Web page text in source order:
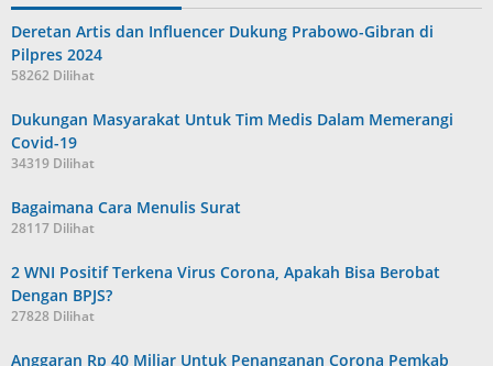
Deretan Artis dan Influencer Dukung Prabowo-Gibran di
Pilpres 2024
58262 Dilihat
Dukungan Masyarakat Untuk Tim Medis Dalam Memerangi
Covid-19
34319 Dilihat
Bagaimana Cara Menulis Surat
28117 Dilihat
2 WNI Positif Terkena Virus Corona, Apakah Bisa Berobat
Dengan BPJS?
27828 Dilihat
Anggaran Rp 40 Miliar Untuk Penanganan Corona Pemkab